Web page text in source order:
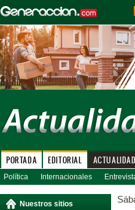
PORTADA EDITORIAL ACTUALIDAD
Política Internacionales
Nuestros sitios